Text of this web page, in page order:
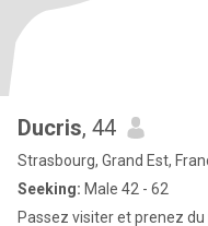
Ducris, 44
Strasbourg, Grand Est,
Seeking: Male 42 - 62
Passez visiter et prenez du